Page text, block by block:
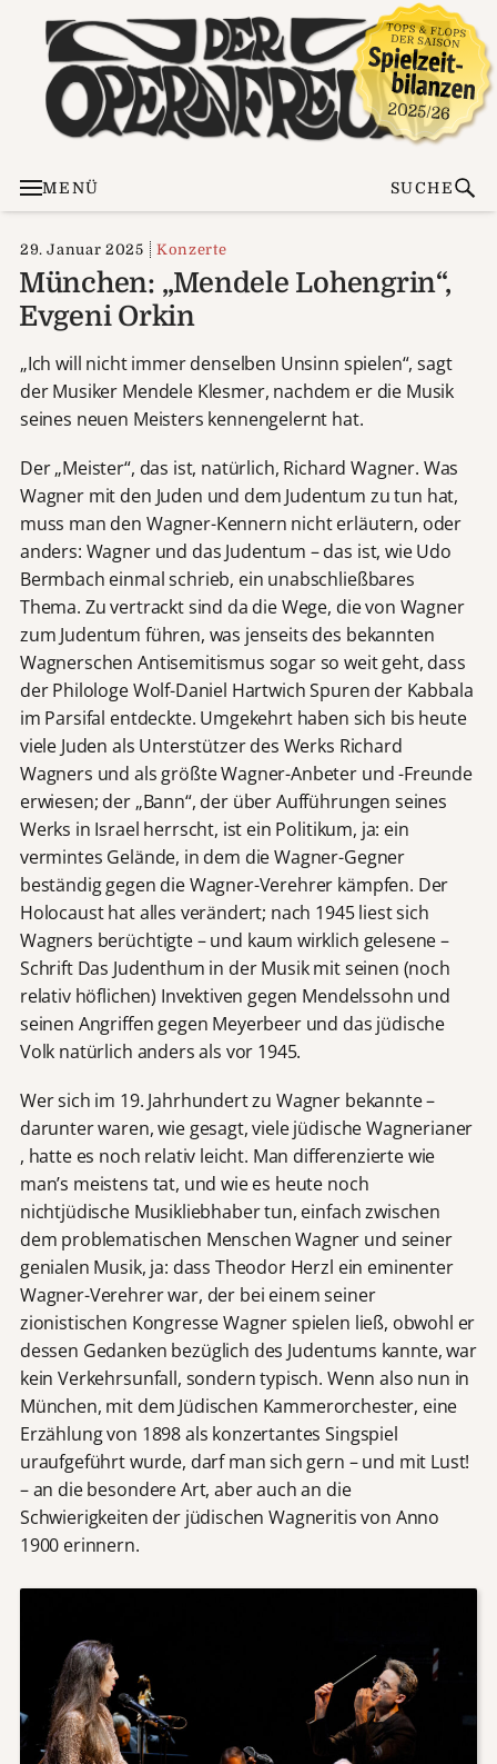
MENÜ SUCHE
29. Januar 2025 Konzerte
München: „Mendele Lohengrin“,
Evgeni Orkin
„Ich will nicht immer denselben Unsinn spielen“, sagt
der Musiker Mendele Klesmer, nachdem er die Musik
seines neuen Meisters kennengelernt hat.
Der „Meister“, das ist, natürlich, Richard Wagner. Was
Wagner mit den Juden und dem Judentum zu tun hat,
muss man den Wagner-Kennern nicht erläutern, oder
anders: Wagner und das Judentum – das ist, wie Udo
Bermbach einmal schrieb, ein unabschließbares
Thema. Zu vertrackt sind da die Wege, die von Wagner
zum Judentum führen, was jenseits des bekannten
Wagnerschen Antisemitismus sogar so weit geht, dass
der Philologe Wolf-Daniel Hartwich Spuren der Kabbala
im Parsifal entdeckte. Umgekehrt haben sich bis heute
viele Juden als Unterstützer des Werks Richard
Wagners und als größte Wagner-Anbeter und -Freunde
erwiesen; der „Bann“, der über Aufführungen seines
Werks in Israel herrscht, ist ein Politikum, ja: ein
vermintes Gelände, in dem die Wagner-Gegner
beständig gegen die Wagner-Verehrer kämpfen. Der
Holocaust hat alles verändert; nach 1945 liest sich
Wagners berüchtigte – und kaum wirklich gelesene –
Schrift Das Judenthum in der Musik mit seinen (noch
relativ höflichen) Invektiven gegen Mendelssohn und
seinen Angriffen gegen Meyerbeer und das jüdische
Volk natürlich anders als vor 1945.
Wer sich im 19. Jahrhundert zu Wagner bekannte –
darunter waren, wie gesagt, viele jüdische Wagnerianer
, hatte es noch relativ leicht. Man differenzierte wie
man’s meistens tat, und wie es heute noch
nichtjüdische Musikliebhaber tun, einfach zwischen
dem problematischen Menschen Wagner und seiner
genialen Musik, ja: dass Theodor Herzl ein eminenter
Wagner-Verehrer war, der bei einem seiner
zionistischen Kongresse Wagner spielen ließ, obwohl er
dessen Gedanken bezüglich des Judentums kannte, war
kein Verkehrsunfall, sondern typisch. Wenn also nun in
München, mit dem Jüdischen Kammerorchester, eine
Erzählung von 1898 als konzertantes Singspiel
uraufgeführt wurde, darf man sich gern – und mit Lust!
– an die besondere Art, aber auch an die
Schwierigkeiten der jüdischen Wagneritis von Anno
1900 erinnern.